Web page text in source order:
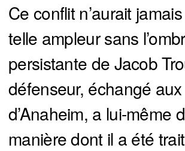
Ce conflit n’aurait
telle ampleur sans
persistante de Jacob
défenseur, échangé
d’Anaheim, a lui-même
manière dont il a été